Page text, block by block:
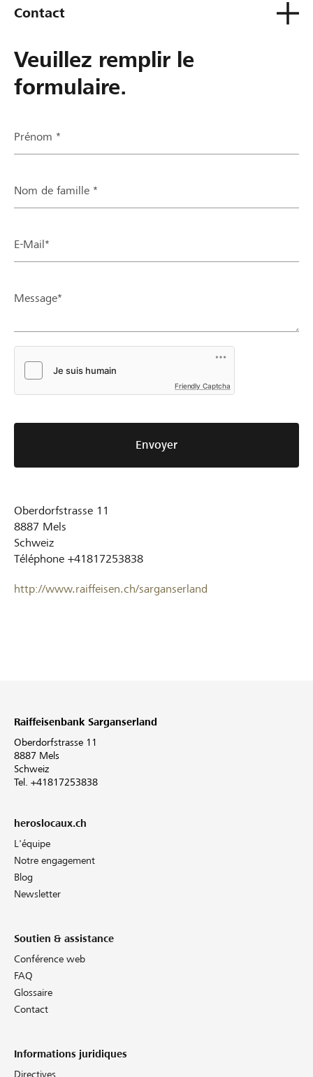
Contact
Veuillez remplir le
formulaire.
Prénom *
Nom de famille *
E-Mail*
Message*
Friendly Captcha
Envoyer
Oberdorfstrasse 11
8887 Mels
Schweiz
Téléphone +41817253838
http://www.raiffeisen.ch/sarganserland
Raiffeisenbank Sarganserland
Oberdorfstrasse 11
8887 Mels
Schweiz
Tel. +41817253838
heroslocaux.ch
L'équipe
Notre engagement
Blog
Newsletter
Soutien & assistance
Conférence web
FAQ
Glossaire
Contact
Informations juridiques
Directives